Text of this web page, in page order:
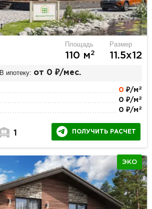
Площадь
110 м2
Размер
11.5х12
В ипотеку: от 0 ₽/мес.
0 ₽/м 2
0 ₽/м 2
0 ₽/м 2
1 ПОЛУЧИТЬ РАСЧЕТ
ЭКО